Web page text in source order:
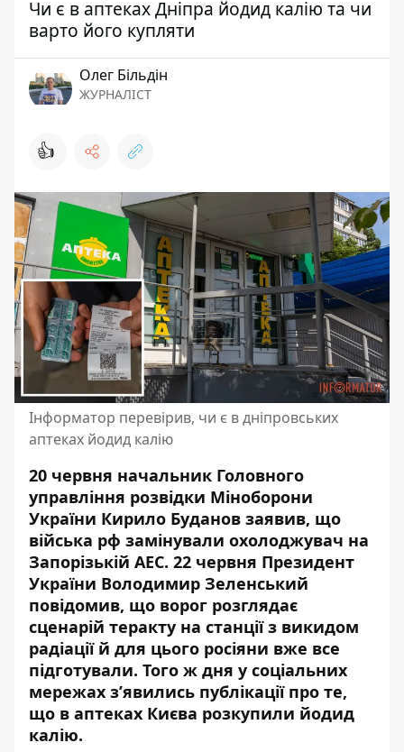
Чи є в аптеках Дніпра йодид калію та чи
варто його купляти
Олег Більдін
ЖУРНАЛІСТ
👍
Інформатор перевірив, чи є в дніпровських
аптеках йодид калію
20 червня начальник Головного
управління розвідки Міноборони
України Кирило Буданов заявив, що
війська рф замінували охолоджувач на
Запорізькій АЕС. 22 червня Президент
України Володимир Зеленський
повідомив, що ворог розглядає
сценарій теракту на станції з викидом
радіаціїй для цього росіяни вже все
підготували. Того ж дня у соціальних
мережах з’явились публікації про те,
що в аптеках Києва розкупили йодид
калію.